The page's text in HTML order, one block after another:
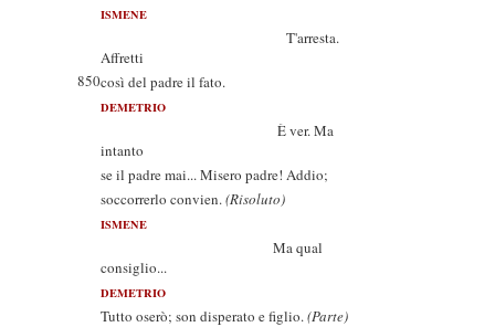
ISMENE
T'arresta.
Affretti
850così del padre il fato.
DEMETRIO
È ver. Ma
intanto
se il padre mai... Misero padre! Addio;
soccorrerlo convien.(Risoluto)
ISMENE
Ma qual
consiglio...
DEMETRIO
Tutto oserò; son disperato e figlio.(Parte)